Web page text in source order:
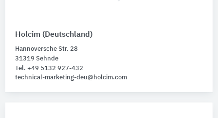
Holcim (Deutschland)
Hannoversche Str. 28
31319 Sehnde
Tel. +49 5132 927-432
technical-marketing-deu@holcim.com